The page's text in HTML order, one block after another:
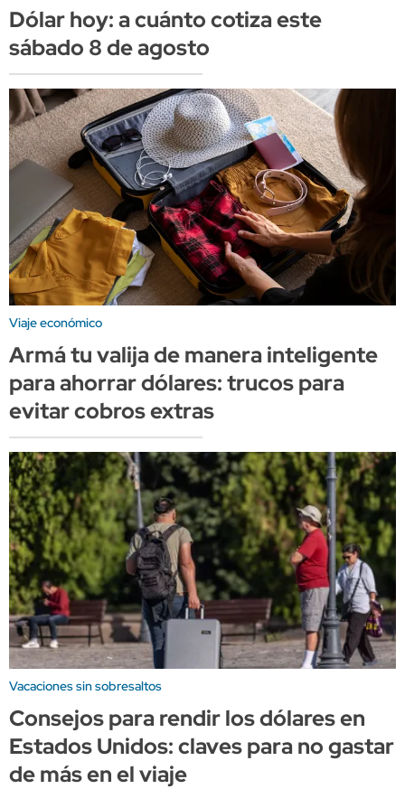
Dólar hoy: a cuánto cotiza este
sábado 8 de agosto
Viaje económico
Armá tu valija de manera inteligente
para ahorrar dólares: trucos para
evitar cobros extras
Vacaciones sin sobresaltos
Consejos para rendir los dólares en
Estados Unidos: claves para no gastar
de más en el viaje